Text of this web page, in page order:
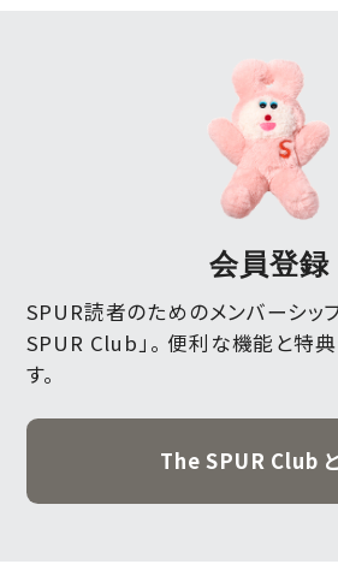
会員登録
SPUR読者のためのメンバーシッ
SPUR Club」。 便利な機能と特
す。
The SPUR Club